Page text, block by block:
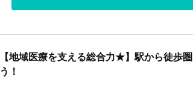
【地域医療を支える総合力★】駅から徒歩
う！